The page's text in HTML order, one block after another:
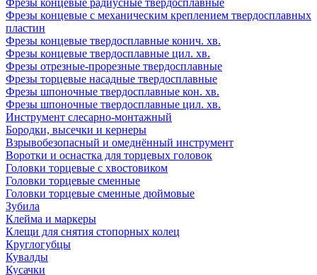
Фрезы концевые радиусные твердосплавные
Фрезы концевые с механическим креплением твердосплавных
пластин
Фрезы концевые твердосплавные конич. хв.
Фрезы концевые твердосплавные цил. хв.
Фрезы отрезные-прорезные твердосплавные
Фрезы торцевые насадные твердосплавные
Фрезы шпоночные твердосплавные кон. хв.
Фрезы шпоночные твердосплавные цил. хв.
Инструмент слесарно-монтажный
Бородки, высечки и кернеры
Взрывобезопасный и омеднённый инструмент
Воротки и оснаcтка для торцевых головок
Головки торцевые с хвостовиком
Головки торцевые сменные
Головки торцевые сменные дюймовые
Зубила
Клейма и маркеры
Клещи для снятия стопорных колец
Круглогубцы
Кувалды
Кусачки